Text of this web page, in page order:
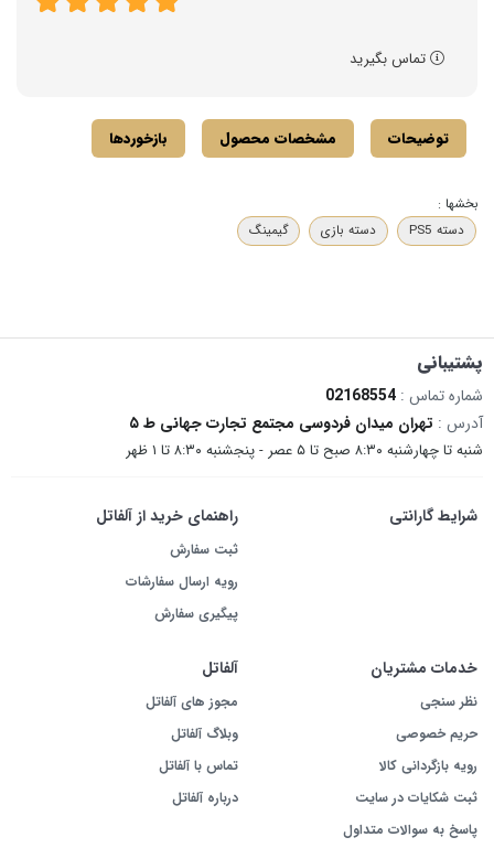
تماس بگیرید
توضیحات مشخصات محصول بازخوردها
بخشها :
دسته PS5
دسته بازی گیمینگ
پشتیبانی
شماره تماس : 02168554
آدرس : تهران میدان فردوسی مجتمع تجارت جهانی ط ۵
شنبه تا چهارشنبه ۸:۳۰ صبح تا ۵ عصر - پنجشنبه ۸:۳۰ تا ۱ ظهر
شرایط گارانتی راهنمای خرید از آلفاتل
ثبت سفارش
رویه ارسال سفارشات
پیگیری سفارش
خدمات مشتریان
نظر سنجی
حریم خصوصی
رویه بازگردانی کالا
ثبت شکایات در سایت
پاسخ به سوالات متداول
آلفاتل
مجوز های آلفاتل
وبلاگ آلفاتل
تماس با آلفاتل
درباره آلفاتل